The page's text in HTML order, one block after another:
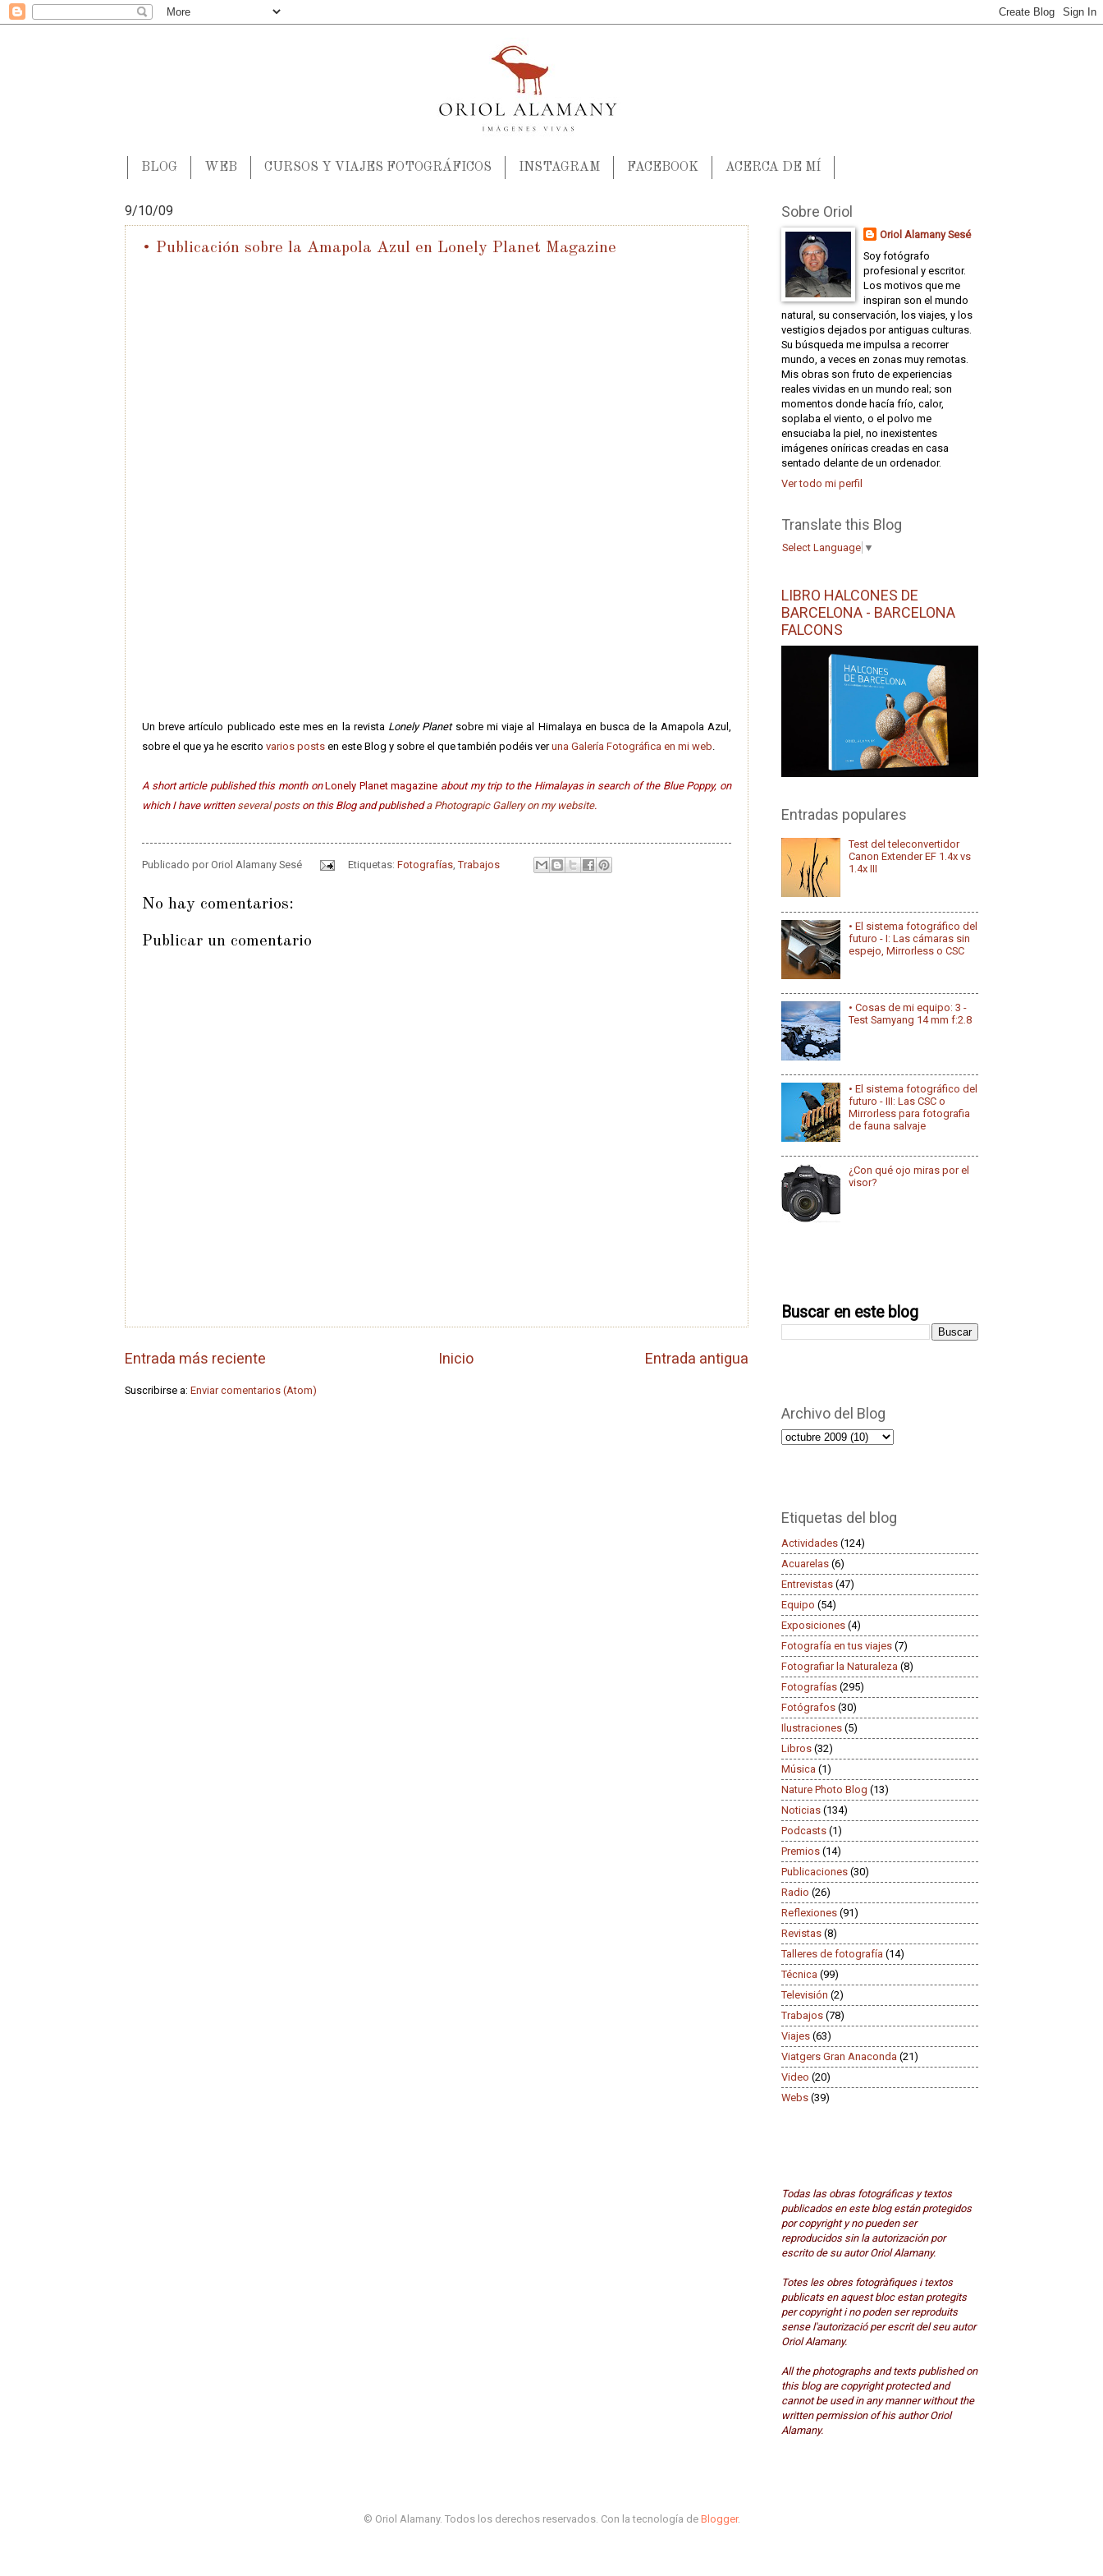
BLOG WEB CURSOS Y VIAJES FOTOGRÁFICOS INSTAGRAM FACEBOOK ACERCA DE MÍ
9/10/09
• Publicación sobre la Amapola Azul en Lonely Planet Magazine
Un breve artículo publicado este mes en la revista Lonely Planetsobre mi viaje al Himalaya en busca de la Amapola Azul,
sobre el que ya he escrito varios posts en este Blog y sobre el que también podéis veruna Galería Fotográfica en mi web
A short article published this month onLonely Planet magazine about my trip to the Himalayas in search of the Blue Poppy, on
which I have written several postson this Blog and publisheda Photograpic Gallery on my website.
Publicado por Oriol Alamany Sesé Etiquetas:Fotografías ,Trabajos
No hay comentarios:
Publicar un comentario
Entrada más reciente Entrada antigua
Inicio
Suscribirse a: Enviar comentarios (Atom)
Sobre Oriol
Oriol Alamany Sesé
Soy fotógrafo
profesional y escritor.
Los motivos que me
inspiran son el mundo
natural, su conservación, los viajes, y los
vestigios dejados por antiguas culturas.
Su búsqueda me impulsa a recorrer
mundo, a veces en zonas muy remotas.
Mis obras son fruto de experiencias
reales vividas en un mundo real; son
momentos donde hacía frío, calor,
soplaba el viento, o el polvo me
ensuciaba la piel, no inexistentes
imágenes oníricas creadas en casa
sentado delante de un ordenador.
Ver todo mi perfil
Translate this Blog
Select Language ▼
LIBRO HALCONES DE
BARCELONA - BARCELONA
FALCONS
Entradas populares
Test del teleconvertidor
Canon Extender EF 1.4x vs
1.4x III
• El sistema fotográfico del
futuro - I: Las cámaras sin
espejo, Mirrorless o CSC
• Cosas de mi equipo: 3 -
Test Samyang 14 mm f:2.8
• El sistema fotográfico del
futuro - III: Las CSC o
Mirrorless para fotografia
de fauna salvaje
¿Con qué ojo miras por el
visor?
Buscar en este blog
Archivo del Blog
Etiquetas del blog
Actividades (124)
Acuarelas (6)
Entrevistas (47)
Equipo (54)
Exposiciones (4)
Fotografía en tus viajes (7)
Fotografiar la Naturaleza (8)
Fotografías (295)
Fotógrafos (30)
Ilustraciones (5)
Libros (32)
Música (1)
Nature Photo Blog (13)
Noticias (134)
Podcasts (1)
Premios (14)
Publicaciones (30)
Radio (26)
Reflexiones (91)
Revistas (8)
Talleres de fotografía (14)
Técnica (99)
Televisión (2)
Trabajos (78)
Viajes (63)
Viatgers Gran Anaconda (21)
Video (20)
Webs (39)
Todas las obras fotográficas y textos
publicados en este blog están protegidos
por copyright y no pueden ser
reproducidos sin la autorización por
escrito de su autor Oriol Alamany.
Totes les obres fotogràfiques i textos
publicats en aquest bloc estan protegits
per copyright i no poden ser reproduits
sense l'autorizació per escrit del seu autor
Oriol Alamany.
All the photographs and texts published on
this blog are copyright protected and
cannot be used in any manner without the
written permission of his author Oriol
Alamany.
© Oriol Alamany. Todos los derechos reservados. Con la tecnología de Blogger.